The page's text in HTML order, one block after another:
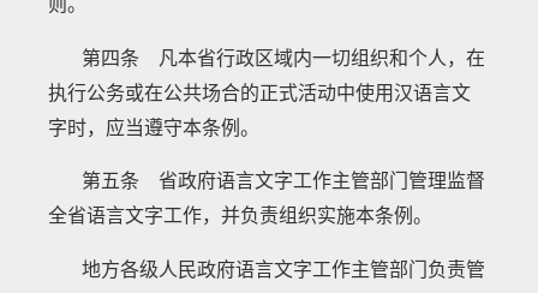
则。
第四条 凡本省行政区域内一切组织和个人，在
执行公务或在公共场合的正式活动中使用汉语言文
字时，应当遵守本条例。
第五条 省政府语言文字工作主管部门管理监督
全省语言文字工作，并负责组织实施本条例。
地方各级人民政府语言文字工作主管部门负责管